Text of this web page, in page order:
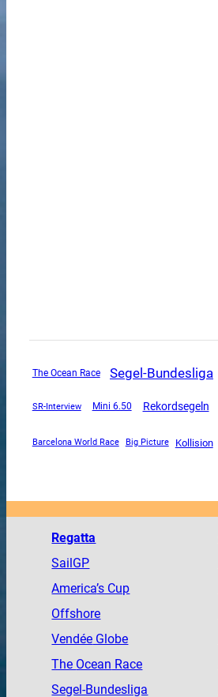
The Ocean Race Segel-Bundesliga
SR-Interview Mini 6.50 Rekordsegeln
Barcelona World Race Big Picture Kollision
Regatta
SailGP
America’s Cup
Offshore
Vendée Globe
The Ocean Race
Segel-Bundesliga